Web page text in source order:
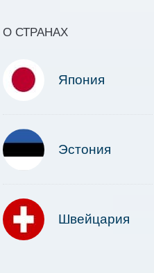
О СТРАНАХ
Япония
Эстония
Швейцария